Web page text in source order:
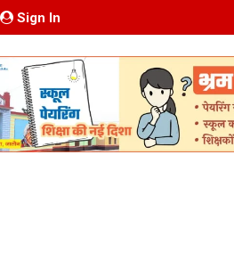
Sign In